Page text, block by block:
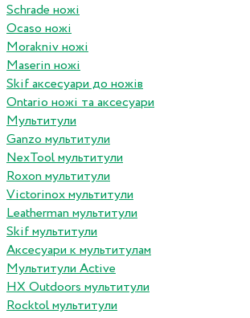
Schrade ножі
Ocaso ножі
Morakniv ножі
Maserin ножі
Skif аксесуари до ножів
Ontario ножі та аксесуари
Мультитули
Ganzo мультитули
NexTool мультитули
Roxon мультитули
Victorinox мультитули
Leatherman мультитули
Skif мультитули
Аксесуари к мультитулам
Мультитули Active
HX Outdoors мультитули
Rocktol мультитули